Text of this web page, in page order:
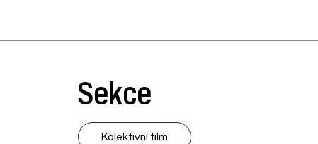
Sekce
Kolektivní film